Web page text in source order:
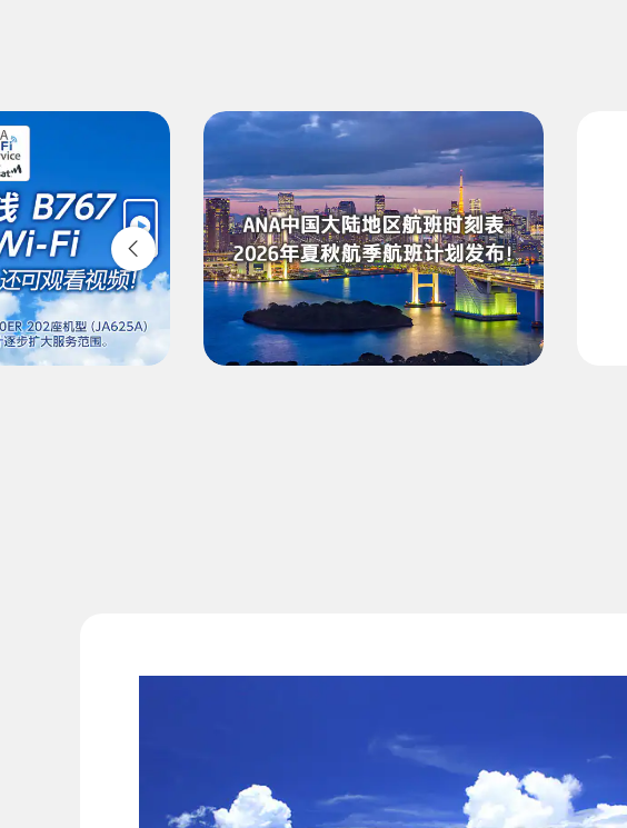
比较前后三天的票价
・显示金额是所选条件下最优惠的票价。
・显示金额与空位情况可能不是最新信息。请通过[检索]按钮查询最新空位情况。
・“*”为目前无法查询到金额的城市及日期。请在空位查询结果页面查看最新信息。
・所显示的金额中包含票价、燃油附加税、航空保险费以及其他各种税金和费用等
・如果城市中有多个机场，可能会显示这些机场中的优惠票价。